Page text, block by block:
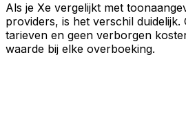
Als je Xe vergelijkt met
providers, is het verschil
tarieven en geen verborgen
waarde bij elke overboeking.